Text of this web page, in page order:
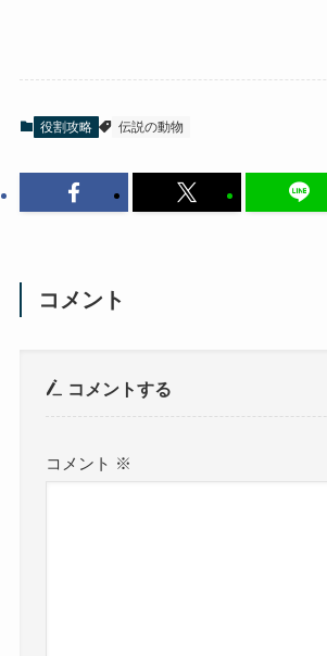
役割攻略 伝説の動物
コメント
コメントする
コメント ※